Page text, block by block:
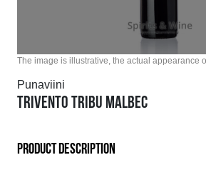
The image is illustrative, the actual appearance
Punaviini
TRIVENTO TRIBU MALBEC
PRODUCT DESCRIPTION